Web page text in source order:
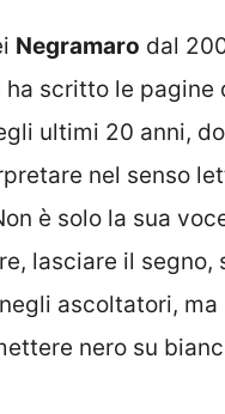
Negramaro dal
ha scritto le pagine
ultimi 20 anni,
nel senso
è solo la sua
lasciare il segno,
ascoltatori, ma
nero su